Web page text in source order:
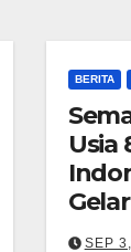
BERITA
Usia
SEP